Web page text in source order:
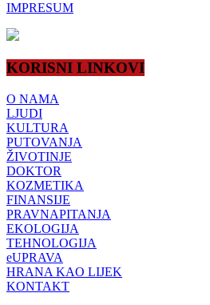
IMPRESUM
KORISNI LINKOVI
O NAMA
LJUDI
KULTURA
PUTOVANJA
ŽIVOTINJE
DOKTOR
KOZMETIKA
FINANSIJE
PRAVNAPITANJA
EKOLOGIJA
TEHNOLOGIJA
eUPRAVA
HRANA KAO LIJEK
KONTAKT